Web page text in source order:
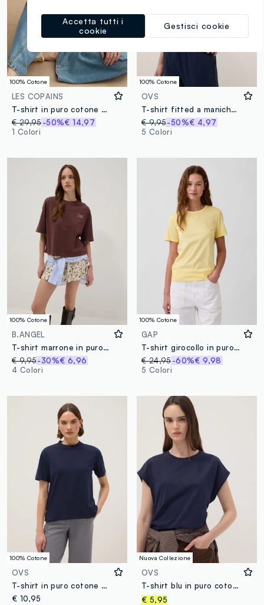
100% Cotone
LES COPAINS
T-shirt in puro cotone marrone regular fit con ricami
€ 29,95-50%€ 14,97
1 Colori
100% Cotone
OVS
T-shirt fitted a maniche corte in puro cotone marrone
€ 9,95-50%€ 4,97
5 Colori
100% Cotone
B.ANGEL
T-shirt marrone in puro cotone con ricamo boxy fit
€ 9,95-30%€ 6,96
4 Colori
100% Cotone
GAP
T-shirt girocollo in puro cotone regular fit
€ 24,95 -60%€ 9,98
5 Colori
100% Cotone
OVS
T-shirt in puro cotone blu regular fit
€ 10,95
Nuova Collezione
OVS
T-shirt blu in puro cotone a maniche corte regular fit
€ 5,95
Gestisci cookie
Accetta tutti i
cookie